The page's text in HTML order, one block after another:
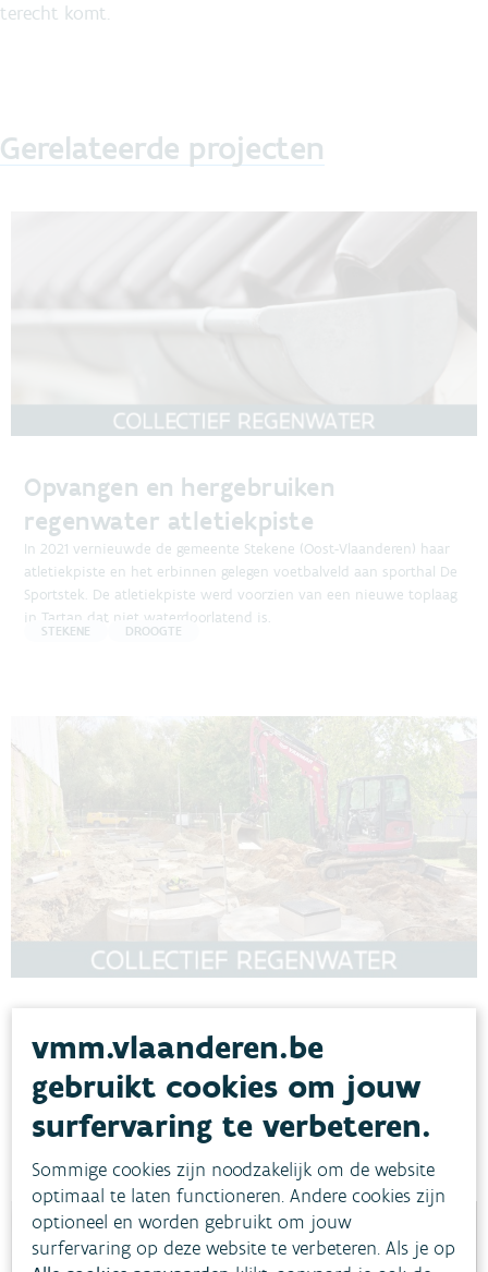
terecht komt.
Gerelateerde projecten
Opvangen en hergebruiken
regenwater atletiekpiste
In 2021 vernieuwde de gemeente Stekene (Oost-Vlaanderen) haar
atletiekpiste en het erbinnen gelegen voetbalveld aan sporthal De
Sportstek. De atletiekpiste werd voorzien van een nieuwe toplaag
in Tartan dat niet waterdoorlatend is.
STEKENE DROOGTE
Demervallei, parkeren in het water
Binnen dit project zal de stad Aarschot (Vlaams-Brabant) de
bestaande parkeerzone voor het Stedelijk Sportcentrum
Demervallei opnieuw aanleggen in waterdoorlatende verharding.
AARSCHOT DROOGTE
vmm.vlaanderen.be
gebruikt cookies om jouw
surfervaring te verbeteren.
Sommige cookies zijn noodzakelijk om de website
optimaal te laten functioneren. Andere cookies zijn
optioneel en worden gebruikt om jouw
surfervaring op deze website te verbeteren. Als je op